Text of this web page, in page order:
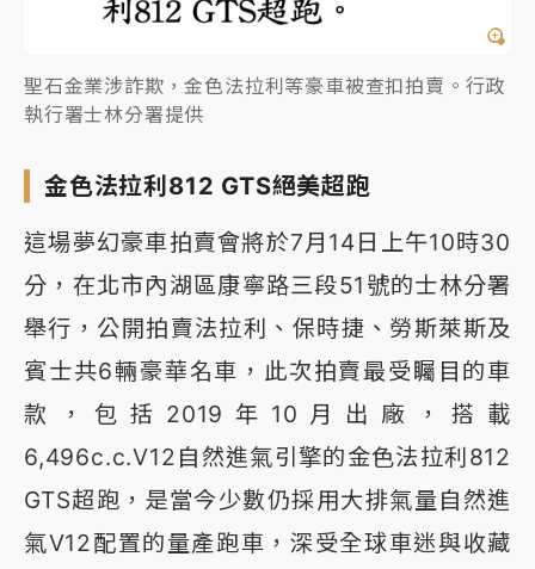
聖石金業涉詐欺，金色法拉利等豪車被查扣拍賣。行政
執行署士林分署提供
金色法拉利812 GTS絕美超跑
這場夢幻豪車拍賣會將於7月14日上午10時30
分，在北市內湖區康寧路三段51號的士林分署
舉行，公開拍賣法拉利、保時捷、勞斯萊斯及
賓士共6輛豪華名車，此次拍賣最受矚目的車
款，包括2019年10月出廠，搭載
6,496c.c.V12自然進氣引擎的金色法拉利812
GTS超跑，是當今少數仍採用大排氣量自然進
氣V12配置的量產跑車，深受全球車迷與收藏